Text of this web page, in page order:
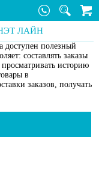
НЭТ ЛАЙН
доступен полезный
составлять заказы
историю
в
заказов, получать